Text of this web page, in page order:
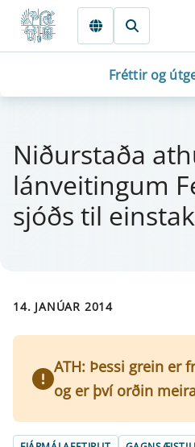
Fara beint í Meginmál
Fréttir og
Niðurstaða
lán­veit­ing­um
sjóðs til
14. JANÚAR 2014
ATH: Þessi grein er
og er því orðin